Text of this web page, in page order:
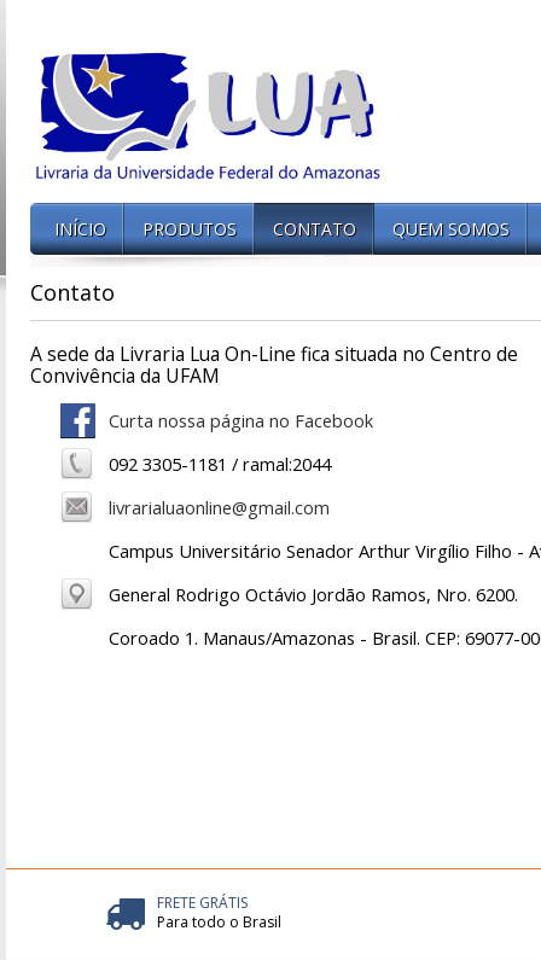
INÍCIO PRODUTOS CONTATO QUEM SOMOS
Contato
A sede da Livraria Lua On-Line fica situada no Centro de
Convivência da UFAM
Curta nossa página no Facebook
092 3305-1181 / ramal:2044
livrarialuaonline@gmail.com
Campus Universitário Senador Arthur Virgílio Filho -
General Rodrigo Octávio Jordão Ramos, Nro. 6200.
Coroado 1. Manaus/Amazonas - Brasil. CEP: 69077-
FRETE GRÁTIS
Para todo o Brasil